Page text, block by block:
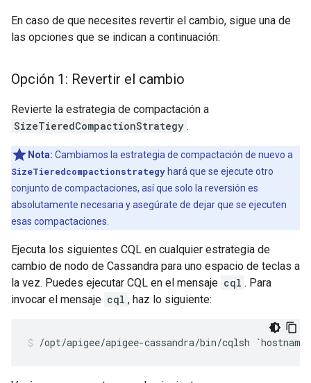
En caso de que necesites revertir el cambio, sigue una de
las opciones que se indican a continuación:
Opción 1: Revertir el cambio
Revierte la estrategia de compactación a
SizeTieredCompactionStrategy .
Nota: Cambiamos la estrategia de compactación de nuevo a
SizeTieredcompactionstrategy hará que se ejecute otro
conjunto de compactaciones, así que solo la reversión es
absolutamente necesaria y asegúrate de dejar que se ejecuten
esas compactaciones.
Ejecuta los siguientes CQL en cualquier estrategia de
cambio de nodo de Cassandra para uno espacio de teclas a
la vez. Puedes ejecutar CQL en el mensaje cql . Para
invocar el mensaje cql , haz lo siguiente:
/opt/apigee/apigee-cassandra/bin/cqlsh